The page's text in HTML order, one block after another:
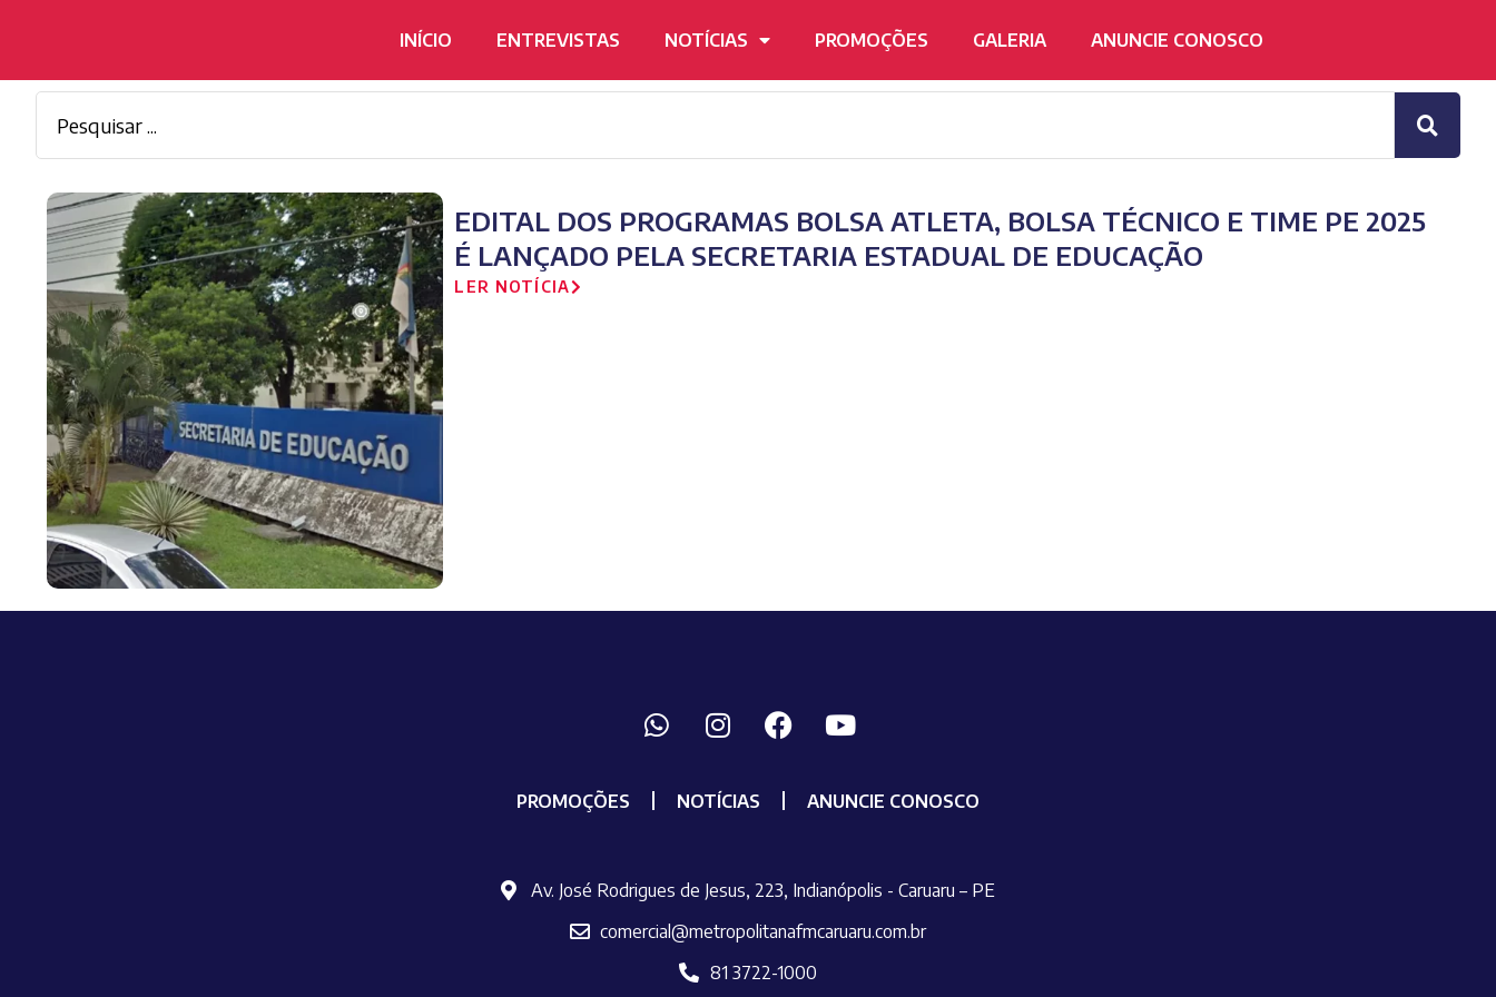
INÍCIO ENTREVISTAS NOTÍCIAS PROMOÇÕES GALERIA ANUNCIE CONOSCO
EDITAL DOS PROGRAMAS BOLSA ATLETA, BOLSA TÉCNICO E TIME PE 2025
É LANÇADO PELA SECRETARIA ESTADUAL DE EDUCAÇÃO
LER NOTÍCIA
PROMOÇÕES NOTÍCIAS ANUNCIE CONOSCO
Av. José Rodrigues de Jesus, 223, Indianópolis - Caruaru – PE
comercial@metropolitanafmcaruaru.com.br
81 3722-1000